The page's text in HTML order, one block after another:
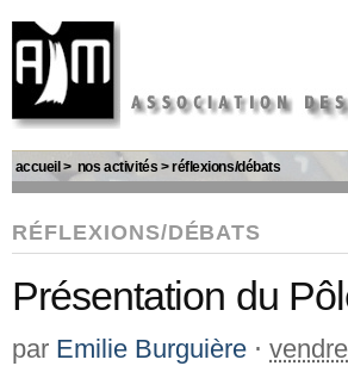
accueil > nos activités >réflexions/débats
RÉFLEXIONS/DÉBATS
Présentation du
par Emilie Burguière ⋅